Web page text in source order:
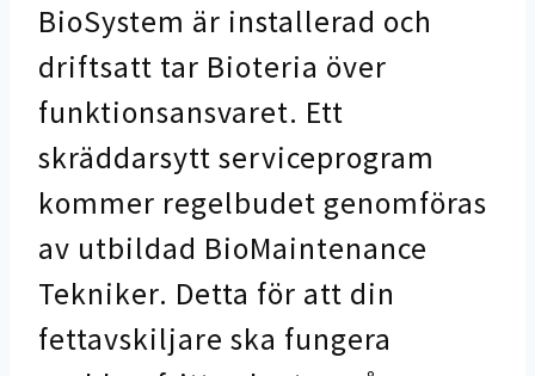
BioSystem är installerad och
driftsatt tar Bioteria över
funktionsansvaret. Ett
skräddarsytt serviceprogram
kommer regelbudet genomföras
av utbildad BioMaintenance
Tekniker. Detta för att din
fettavskiljare ska fungera